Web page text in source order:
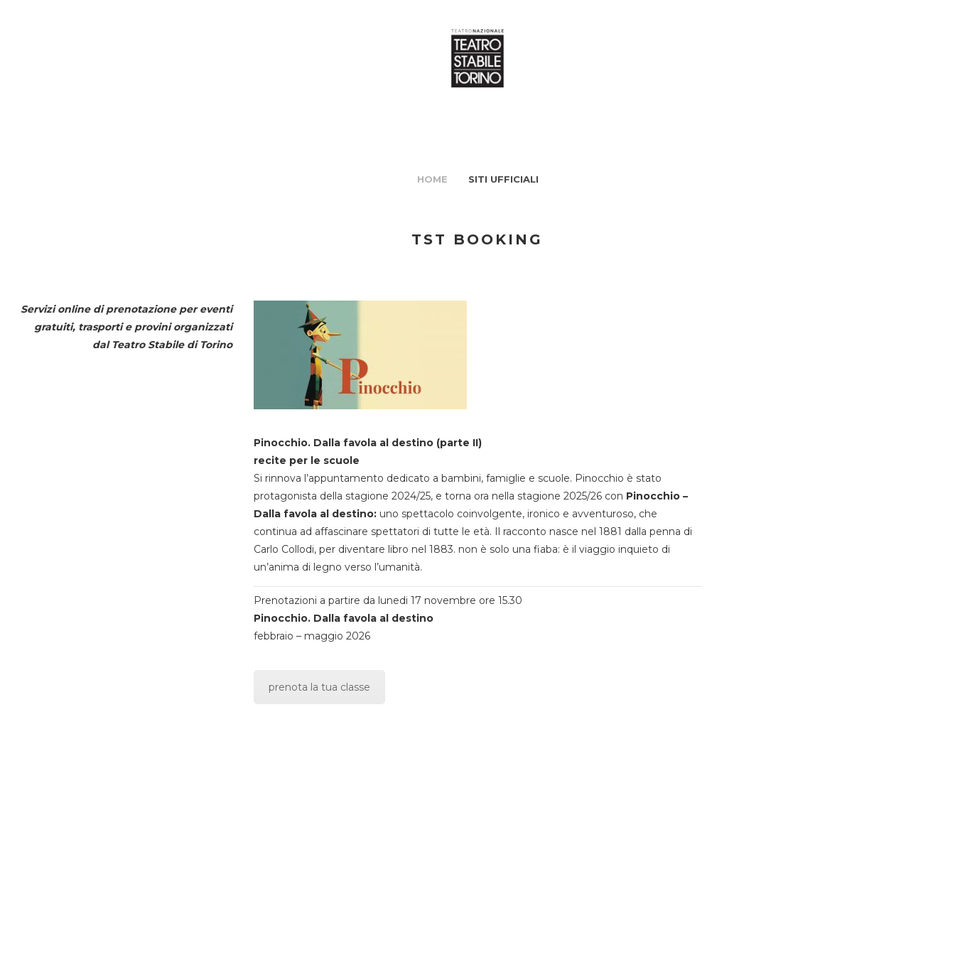
HOME SITI UFFICIALI
TST BOOKING
Servizi online di prenotazione per eventi
gratuiti, trasporti e provini organizzati
dal Teatro Stabile di Torino
Pinocchio. Dalla favola al destino (parte II)
recite per le scuole
Si rinnova l’appuntamento dedicato a bambini, famiglie e scuole. Pinocchio è stato
protagonista della stagione 2024/25, e torna ora nella stagione 2025/26 con Pinocchio –
Dalla favola al destino:uno spettacolo coinvolgente, ironico e avventuroso, che
continua ad affascinare spettatori di tutte le età. Il racconto nasce nel 1881 dalla penna di
Carlo Collodi, per diventare libro nel 1883. non è solo una fiaba: è il viaggio inquieto di
un’anima di legno verso l’umanità.
Prenotazioni a partire da lunedi 17 novembre ore 15.30
Pinocchio. Dalla favola al destino
febbraio – maggio 2026
prenota la tua classe